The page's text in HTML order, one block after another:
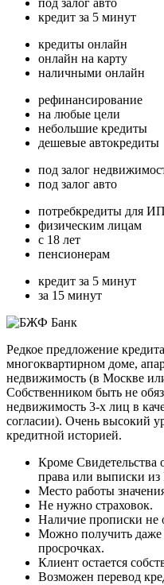
под залог авто
кредит за 5 минут
кредиты онлайн
онлайн на карту
наличными онлайн
рефинансирование
на любые цели
небольшие кредиты
дешевые автокредиты
под залог
под залог авто
потребкредиты для ИП
физическим лицам
с 18 лет
пенсионерам
кредит за 5 минут
за 15 минут
Редкое предложение
многоквартирном доме,
недвижимость (в Москве
Собственником быть не
недвижимость 3-х лиц в
согласии). Очень высокий
кредитной историей.
Кроме Свидетельства
права или выписки
Место работы
Не нужно страховок.
Наличие прописки не
Можно получить даже
просрочках.
Клиент остается
Возможен перевод